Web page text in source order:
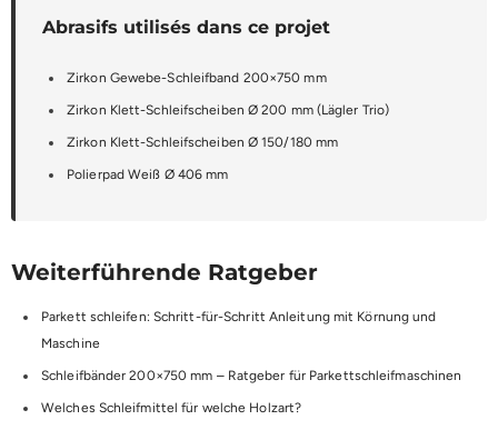
Abrasifs utilisés dans ce projet
Zirkon Gewebe-Schleifband 200×750 mm
Zirkon Klett-Schleifscheiben Ø 200 mm (Lägler Trio)
Zirkon Klett-Schleifscheiben Ø 150/180 mm
Polierpad Weiß Ø 406 mm
Weiterführende Ratgeber
Parkett schleifen: Schritt-für-Schritt Anleitung mit Körnung und
Maschine
Schleifbänder 200×750 mm – Ratgeber für Parkettschleifmaschinen
Welches Schleifmittel für welche Holzart?